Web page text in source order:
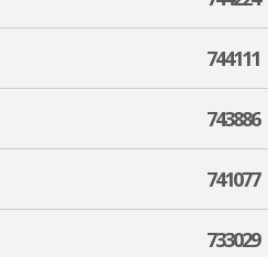
744111
743886
741077
733029